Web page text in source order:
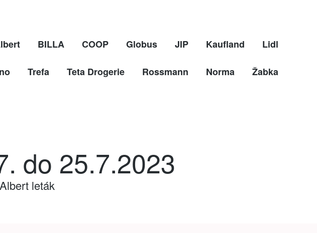
BILLA COOP Globus JIP Kaufland Lidl
Trefa Teta Drogerie Rossmann Norma Žabka
do 25.7.2023
leták